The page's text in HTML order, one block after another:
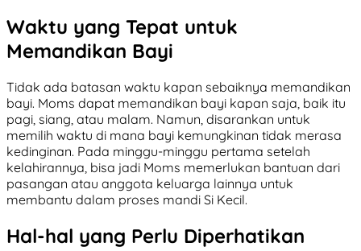
Waktu yang Tepat untuk
Memandikan Bayi
Tidak ada batasan waktu kapan sebaiknya memandikan
bayi. Moms dapat memandikan bayi kapan saja, baik itu
pagi, siang, atau malam. Namun, disarankan untuk
memilih waktu di mana bayi kemungkinan tidak merasa
kedinginan. Pada minggu-minggu pertama setelah
kelahirannya, bisa jadi Moms memerlukan bantuan dari
pasangan atau anggota keluarga lainnya untuk
membantu dalam proses mandi Si Kecil.
Hal-hal yang Perlu Diperhatikan